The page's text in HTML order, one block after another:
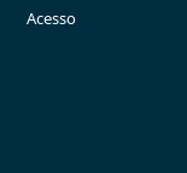
Acesso